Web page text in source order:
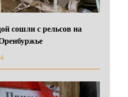
сошли с рельсов на
4